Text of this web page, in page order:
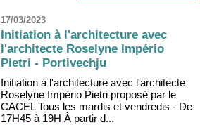
17/03/2023
Initiation à l'architecture avec
l'architecte Roselyne Império
Pietri - Portivechju
Initiation à l'architecture avec l'architecte
Roselyne Império Pietri proposé par le
CACEL Tous les mardis et vendredis - De
17H45 à 19H À partir d...